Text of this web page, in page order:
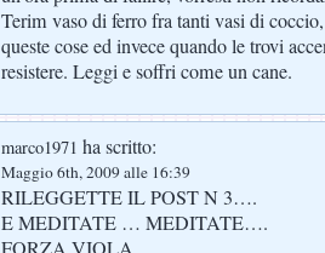
Terim vaso di ferro fra tanti vasi di
queste cose ed invece quando le trovi
resistere. Leggi e soffri come un cane.
marco1971 ha scritto:
Maggio 6th, 2009 alle 16:39
RILEGGETTE IL POST N 3….
E MEDITATE … MEDITATE….